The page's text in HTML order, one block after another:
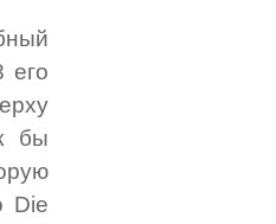
его
бы
Die